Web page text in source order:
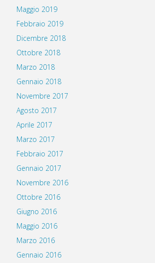
Maggio 2019
Febbraio 2019
Dicembre 2018
Ottobre 2018
Marzo 2018
Gennaio 2018
Novembre 2017
Agosto 2017
Aprile 2017
Marzo 2017
Febbraio 2017
Gennaio 2017
Novembre 2016
Ottobre 2016
Giugno 2016
Maggio 2016
Marzo 2016
Gennaio 2016